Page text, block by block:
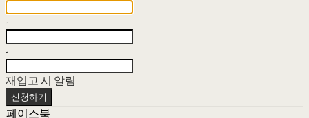
-
-
재입고 시 알림
신청하기
페이스북